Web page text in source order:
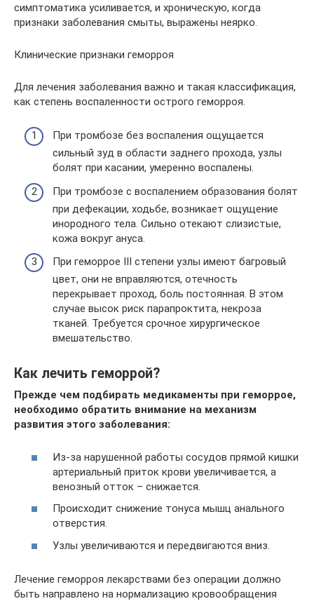
симптоматика усиливается, и хроническую, когда
признаки заболевания смыты, выражены неярко.
Клинические признаки геморроя
Для лечения заболевания важно и такая классификация,
как степень воспаленности острого геморроя.
При тромбозе без воспаления ощущается
сильный зуд в области заднего прохода, узлы
болят при касании, умеренно воспалены.
При тромбозе с воспалением образования болят
при дефекации, ходьбе, возникает ощущение
инородного тела. Сильно отекают слизистые,
кожа вокруг ануса.
При геморрое III степени узлы имеют багровый
цвет, они не вправляются, отечность
перекрывает проход, боль постоянная. В этом
случае высок риск парапроктита, некроза
тканей. Требуется срочное хирургическое
вмешательство.
Как лечить геморрой?
Прежде чем подбирать медикаменты при геморрое,
необходимо обратить внимание на механизм
развития этого заболевания:
Из-за нарушенной работы сосудов прямой кишки
артериальный приток крови увеличивается, а
венозный отток – снижается.
Происходит снижение тонуса мышц анального
отверстия.
Узлы увеличиваются и передвигаются вниз.
Лечение геморроя лекарствами без операции должно
быть направлено на нормализацию кровообращения